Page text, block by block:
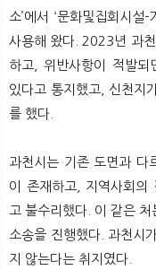
소’에서 ‘문화및집회시설
사용해 왔다. 2023년 과
하고, 위반사항이 적발
있다고 통지했고, 신천지
를 했다.
과천시는 기존 도면과 다
이 존재하고, 지역사회의
고 불수리했다. 이 같은
소송을 진행했다. 과천시
지 않는다는 취지였다.